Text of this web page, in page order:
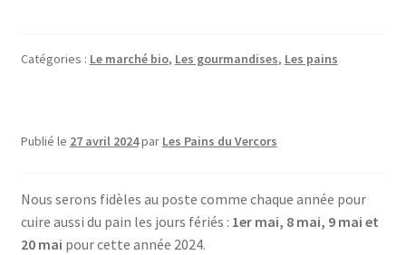
Catégories : Le marché bio, Les gourmandises, Les pains
Publié le 27 avril 2024par Les Pains du Vercors
Nous serons fidèles au poste comme chaque année pour
cuire aussi du pain les jours fériés : 1er mai, 8 mai, 9 mai et
20 mai pour cette année 2024.